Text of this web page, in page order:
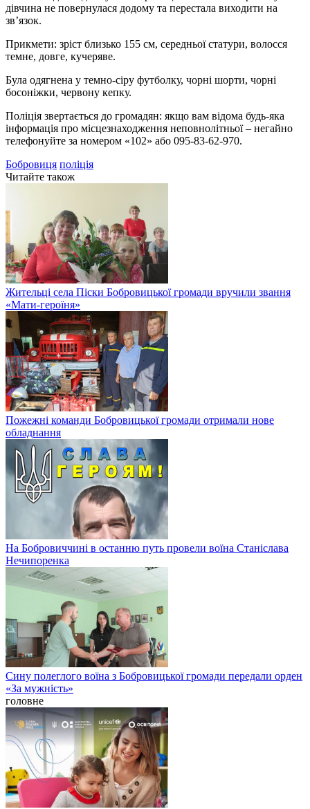
дівчина не повернулася додому та перестала виходити на
зв’язок.
Прикмети: зріст близько 155 см, середньої статури, волосся
темне, довге, кучеряве.
Була одягнена у темно-сіру футболку, чорні шорти, чорні
босоніжки, червону кепку.
Поліція звертається до громадян: якщо вам відома будь-яка
інформація про місцезнаходження неповнолітньої – негайно
телефонуйте за номером «102» або 095-83-62-970.
Бобровиця поліція
Читайте також
Жительці села Піски Бобровицької громади вручили звання
«Мати-героїня»
Пожежні команди Бобровицької громади отримали нове
обладнання
На Бобровиччині в останню путь провели воїна Станіслава
Нечипоренка
Сину полеглого воїна з Бобровицької громади передали орден
«За мужність»
головне